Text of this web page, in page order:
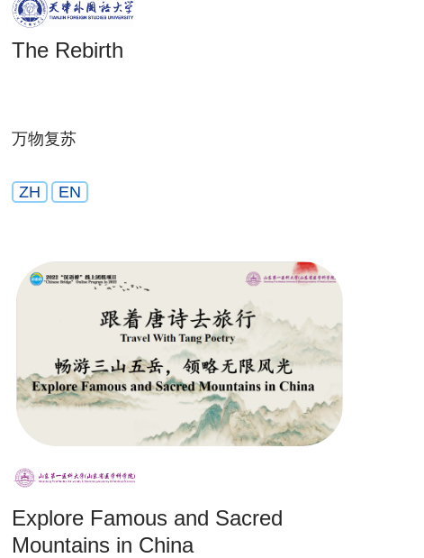
The Rebirth
万物复苏
ZH EN
Explore Famous and Sacred
Mountains in China